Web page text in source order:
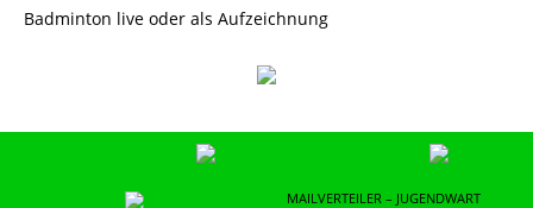
Badminton live oder als Aufzeichnung
MAILVERTEILER – JUGENDWART